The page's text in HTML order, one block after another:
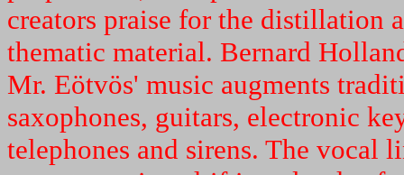
creators praise for the distillation
thematic material. Bernard
Mr. Eötvös' music augments
saxophones, guitars, electronic
telephones and sirens. The vocal